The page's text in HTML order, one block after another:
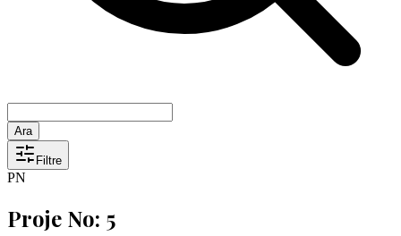
Ara
Filtre
PN
Proje No: 5